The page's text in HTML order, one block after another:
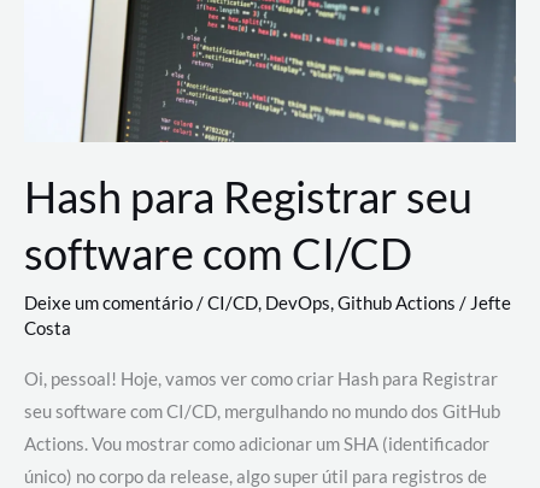
desenvolvimento
Hash para Registrar seu
software com CI/CD
Deixe um comentário/CI/CD, DevOps,Github Actions /Jefte
Costa
Oi, pessoal! Hoje, vamos ver como criar Hash para Registrar
seu software com CI/CD, mergulhando no mundo dos GitHub
Actions. Vou mostrar como adicionar um SHA (identificador
único) no corpo da release, algo super útil para registros de